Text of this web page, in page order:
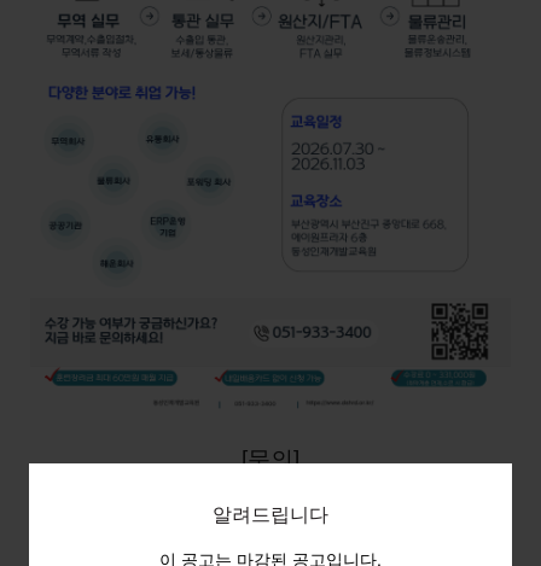
알려드립니다
이 공고는 마감된 공고입니다.
[문의]
카카오채널